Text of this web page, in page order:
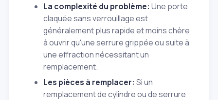
La complexité du problème: Une porte
claquée sans verrouillage est
généralement plus rapide et moins chère
à ouvrir qu'une serrure grippée ou suite à
une effraction nécessitant un
remplacement.
Les pièces à remplacer: Si un
remplacement de cylindre ou de serrure